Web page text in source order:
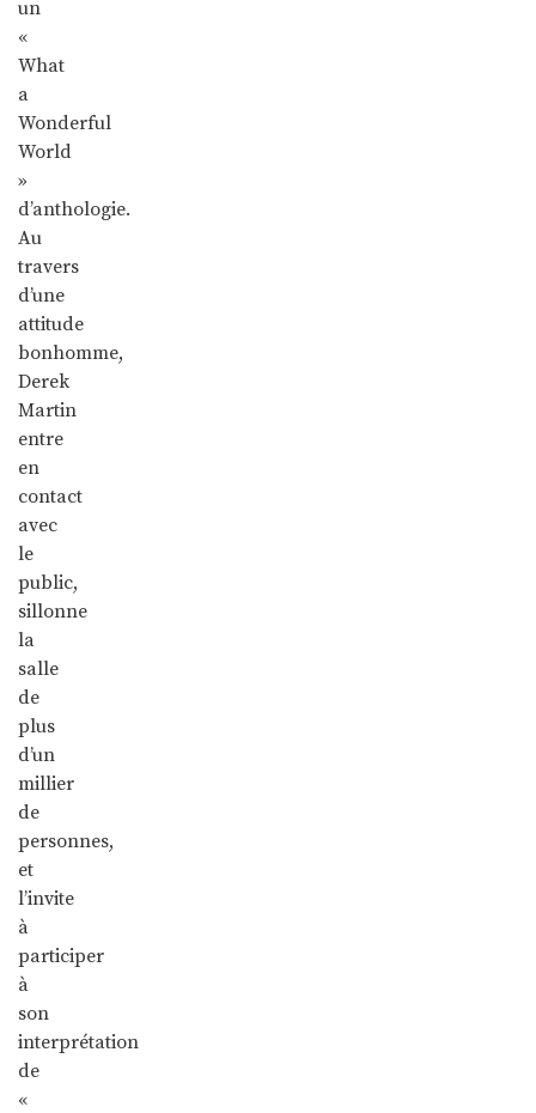
un
«
What
a
Wonderful
World
»
d’anthologie.
Au
travers
d’une
attitude
bonhomme,
Derek
Martin
entre
en
contact
avec
le
public,
sillonne
la
salle
de
plus
d’un
millier
de
personnes,
et
l’invite
à
participer
à
son
interprétation
de
«